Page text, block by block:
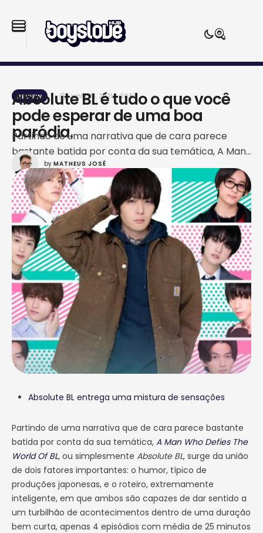
REVIEW junho 13, 2021, 20:53
Absolute BL é tudo o que você
pode esperar de uma boa
paródia.
Partindo de uma narrativa que de cara parece
bastante batida por conta da sua temática, A Man
Who Defies The World Of BL, ou simplesmente
Absolute BL, surge da união de dois fatores
importantes: o humor, típico de produções
japonesas, e o roteiro, extremamente inteligente,
em que ambos são capazes de dar sentido a um …
by MATHEUS JOSÉ
Absolute BL entrega uma mistura de sensações
Partindo de uma narrativa que de cara parece bastante
batida por conta da sua temática, A Man Who Defies The
World Of BL, ou simplesmente Absolute BL, surge da união
de dois fatores importantes: o humor, típico de
produções japonesas, e o roteiro, extremamente
inteligente, em que ambos são capazes de dar sentido a
um turbilhão de acontecimentos dentro de uma duração
bem curta, apenas 4 episódios com média de 25 minutos